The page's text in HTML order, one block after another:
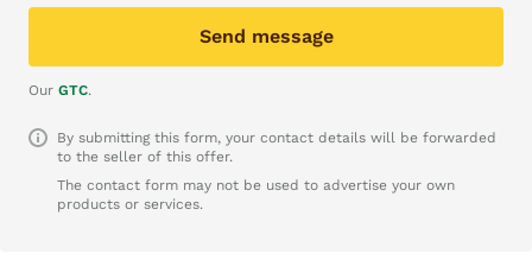
Send message
Our GTC.
By submitting this form, your contact details will be forwarded
to the seller of this offer.
The contact form may not be used to advertise your own
products or services.